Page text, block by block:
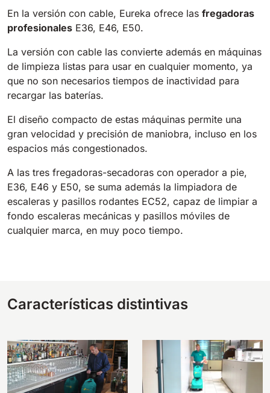
En la versión con cable, Eureka ofrece las fregadoras
profesionales E36, E46, E50.
La versión con cable las convierte además en máquinas
de limpieza listas para usar en cualquier momento, ya
que no son necesarios tiempos de inactividad para
recargar las baterías.
El diseño compacto de estas máquinas permite una
gran velocidad y precisión de maniobra, incluso en los
espacios más congestionados.
A las tres fregadoras-secadoras con operador a pie,
E36, E46 y E50, se suma además la limpiadora de
escaleras y pasillos rodantes EC52, capaz de limpiar a
fondo escaleras mecánicas y pasillos móviles de
cualquier marca, en muy poco tiempo.
Características distintivas